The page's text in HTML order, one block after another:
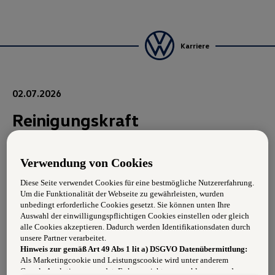
Karriere
02.07.2026
Reinigungskraft
Aufgabengebiet:
Fahrzeugreinigung
Betriebsgebäude Reinigung (vertretungsweise)
Anforderungen:
Begeisterung für die Automarken unseres Konzerns
Verwendung von Cookies
Diese Seite verwendet Cookies für eine bestmögliche Nutzererfahrung.
Um die Funktionalität der Webseite zu gewährleisten, wurden
unbedingt erforderliche Cookies gesetzt. Sie können unten Ihre
Auswahl der einwilligungspflichtigen Cookies einstellen oder gleich
alle Cookies akzeptieren. Dadurch werden Identifikationsdaten durch
unsere Partner verarbeitet.
Hinweis zur gemäß Art 49 Abs 1 lit a) DSGVO Datenübermittlung:
Als Marketingcookie und Leistungscookie wird unter anderem
Google Analytics verwendet. Es kann nicht ausgeschlossen werden,